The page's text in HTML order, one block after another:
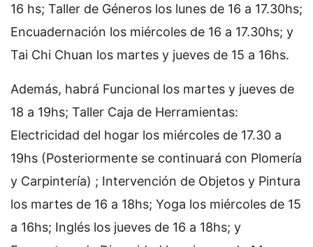
16 hs; Taller de Géneros los lunes de 16 a 17.30hs;
Encuadernación los miércoles de 16 a 17.30hs; y
Tai Chi Chuan los martes y jueves de 15 a 16hs.
Además, habrá Funcional los martes y jueves de
18 a 19hs; Taller Caja de Herramientas:
Electricidad del hogar los miércoles de 17.30 a
19hs (Posteriormente se continuará con Plomería
y Carpintería) ; Intervención de Objetos y Pintura
los martes de 16 a 18hs; Yoga los miércoles de 15
a 16hs; Inglés los jueves de 16 a 18hs; y